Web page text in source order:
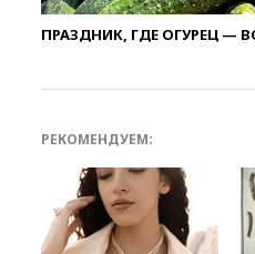
ПРАЗДНИК, ГДЕ ОГУРЕЦ —
РЕКОМЕНДУЕМ: